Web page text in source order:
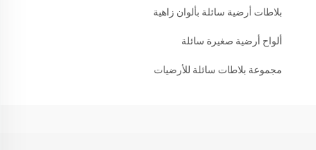
بلاطات أرضية سائلة بألوان زاهية
ألواح أرضية صغيرة سائلة
مجموعة بلاطات سائلة للأرضيات